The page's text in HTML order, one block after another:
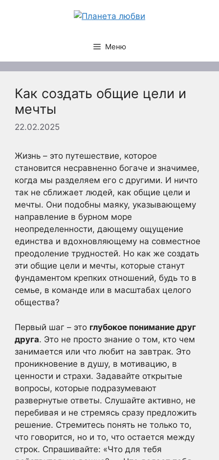
Меню
Как создать общие цели и
мечты
22.02.2025
Жизнь – это путешествие, которое
становится несравненно богаче и значимее,
когда мы разделяем его с другими. И ничто
так не сближает людей, как общие цели и
мечты. Они подобны маяку, указывающему
направление в бурном море
неопределенности, дающему ощущение
единства и вдохновляющему на совместное
преодоление трудностей. Но как же создать
эти общие цели и мечты, которые станут
фундаментом крепких отношений, будь то в
семье, в команде или в масштабах целого
общества?
Первый шаг – это глубокое понимание друг
друга. Это не просто знание о том, кто чем
занимается или что любит на завтрак. Это
проникновение в душу, в мотивацию, в
ценности и страхи. Задавайте открытые
вопросы, которые подразумевают
развернутые ответы. Слушайте активно, не
перебивая и не стремясь сразу предложить
решение. Стремитесь понять не только то,
что говорится, но и то, что остается между
строк. Спрашивайте: «Что для тебя